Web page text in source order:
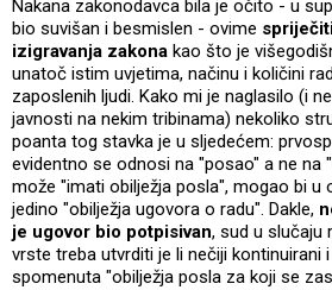
Nakana zakonodavca bila je očito - u
bio suvišan i besmislen - ovime
izigravanja zakona kao što je
unatoč istim uvjetima, načinu i količini
zaposlenih ljudi. Kako mi je naglasilo (i
javnosti na nekim tribinama) nekoliko
poanta tog stavka je u sljedećem:
evidentno se odnosi na "posao" a ne na
može "imati obilježja posla", mogao bi u
jedino "obilježja ugovora o radu". Dakle,
je ugovor bio potpisivan, sud u slučaju
vrste treba utvrditi je li nečiji kontinuirani
spomenuta "obilježja posla za koji se